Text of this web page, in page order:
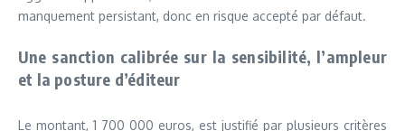
manquement persistant, donc en risque accepté par défaut.
Une sanction calibrée sur la sensibilité, l’ampleur
et la posture d’éditeur
Le montant, 1 700 000 euros, est justifié par plusieurs critères